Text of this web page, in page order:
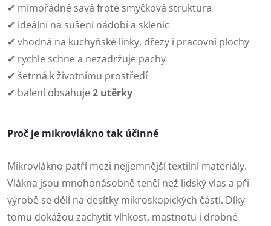
✔ mimořádně savá froté smyčková struktura
✔ ideální na sušení nádobí a sklenic
✔ vhodná na kuchyňské linky, dřezy i pracovní plochy
✔ rychle schne a nezadržuje pachy
✔ šetrná k životnímu prostředí
✔ balení obsahuje2 utěrky
Proč je mikrovlákno tak účinné
Mikrovlákno patří mezi nejjemnější textilní materiály.
Vlákna jsou mnohonásobně tenčí než lidský vlas a při
výrobě se dělí na desítky mikroskopických částí. Díky
tomu dokážou zachytit vlhkost, mastnotu i drobné